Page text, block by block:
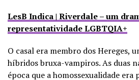
LesB Indica | Riverdale – um
representatividade LGBTQIA+
O casal era membro dos Hereges,
híbridos bruxa-vampiros. As duas
época que a homossexualidade era